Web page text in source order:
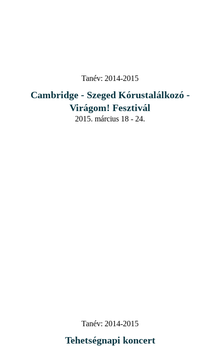
Tanév: 2014-2015
Cambridge - Szeged Kórustalálkozó -
Virágom! Fesztivál
2015. március 18 - 24.
Tanév: 2014-2015
Tehetségnapi koncert